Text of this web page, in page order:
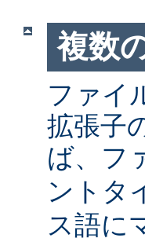
複数
ファイ
拡張子
ば、フ
ントタ
ス語に